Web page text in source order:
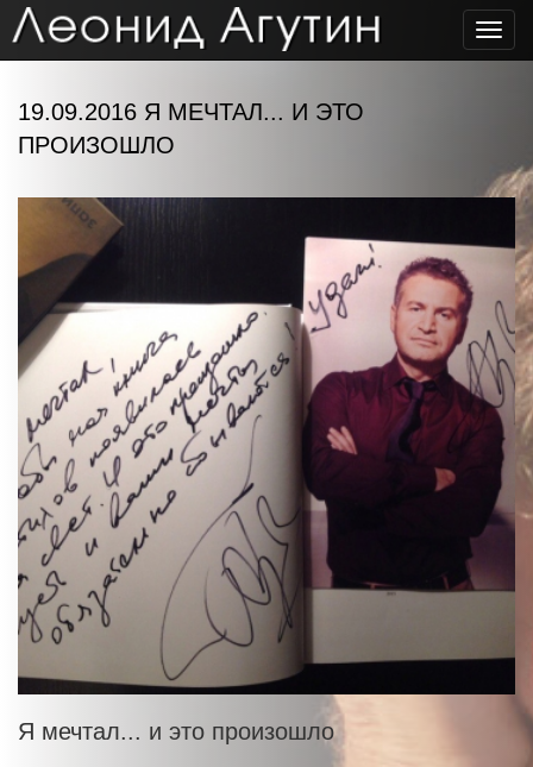
19.09.2016 Я МЕЧТАЛ... И ЭТО
ПРОИЗОШЛО
Я мечтал... и это произошло